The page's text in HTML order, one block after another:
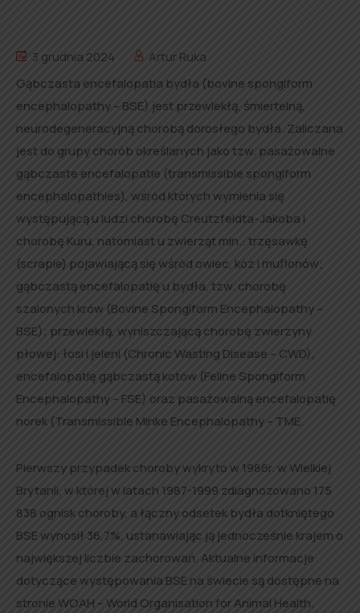
3 grudnia 2024
Artur Ruka
Gąbczasta encefalopatia bydła (bovine spongiform
encephalopathy – BSE) jest przewlekłą, śmiertelną,
neurodegeneracyjną chorobą dorosłego bydła. Zaliczana
jest do grupy chorób określanych jako tzw. pasażowalne
gąbczaste encefalopatie (transmissible spongiform
encephalopathies), wśród których wymienia się
występującą u ludzi chorobę Creutzfeldta-Jakoba i
chorobę Kuru, natomiast u zwierząt min.: trzęsawkę
(scrapie) pojawiającą się wśród owiec, kóz i muflonów;
gąbczastą encefalopatię u bydła, tzw. chorobę
szalonych krów (Bovine Spongiform Encephalopathy –
BSE); przewlekłą, wyniszczającą chorobę zwierzyny
płowej: łosi i jeleni (Chronic Wasting Disease – CWD),
encefalopatię gąbczastą kotów (Feline Spongiform
Encephalopathy – FSE) oraz pasażowalną encefalopatię
norek (Transmissible Minke Encephalopathy – TME.
Pierwszy przypadek choroby wykryto w 1986r. w Wielkiej
Brytanii, w której w latach 1987-1999 zdiagnozowano 175
838 ognisk choroby, a łączny odsetek bydła dotkniętego
BSE wynosił 36,7%, ustanawiając ją jednocześnie krajem o
największej liczbie zachorowań. Aktualne informacje
dotyczące występowania BSE na świecie są dostępne na
stronie WOAH – World Organisation for Animal Health.